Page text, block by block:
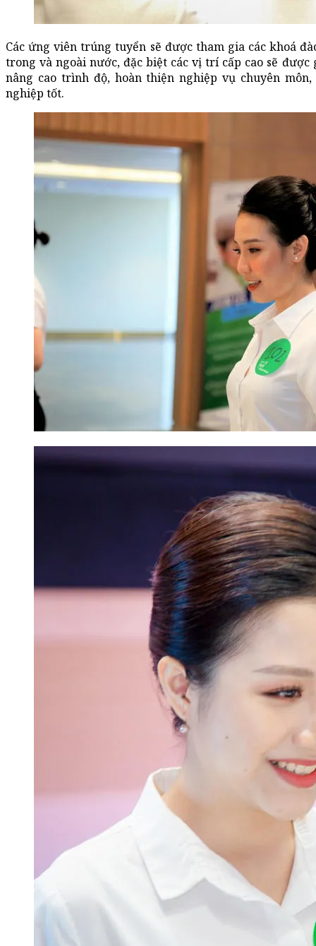
Các ứng viên trúng tuyển sẽ được tham gia các khoá
trong và ngoài nước, đặc biệt các vị trí cấp cao sẽ
nâng cao trình độ, hoàn thiện nghiệp vụ chuyên
nghiệp tốt.